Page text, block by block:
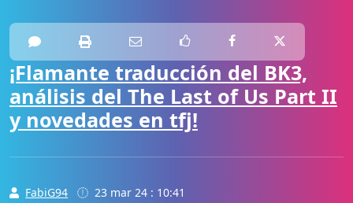
¡Flamante traducción del BK3,
análisis del The Last of Us Part II
y novedades en tfj!
FabiG94
23 mar 24 : 10:41